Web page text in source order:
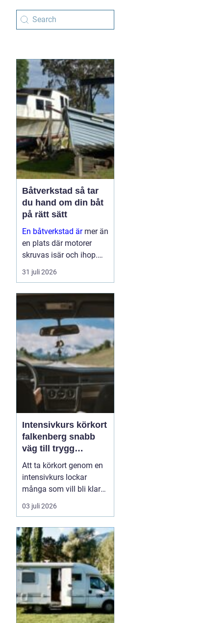
Båtverkstad så tar
du hand om din båt
på rätt sätt
En båtverkstad ärmer än
en plats där motorer
skruvas isär och ihop.
För många båtägare är
verkstaden en trygghet
en problemfri säsong på
vattnet och oväntade
haverier mitt i
högsomm...
31 juli 2026
Intensivkurs körkort
falkenberg snabb
väg till trygg
körning
Att ta körkort genom en
intensivkurs lockar
många som vill bli klara
snabbt utan att tumma
på kvaliteten. För den
Falkenberg kan en
välplanerad
intensivutbildning
innebära att körkortet är
i handen på bara några
veckor. Nyckeln h...
03 juli 2026